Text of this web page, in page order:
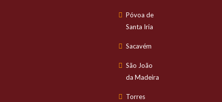
Póvoa de
Santa Iria
Sacavém
São João
da Madeira
Torres